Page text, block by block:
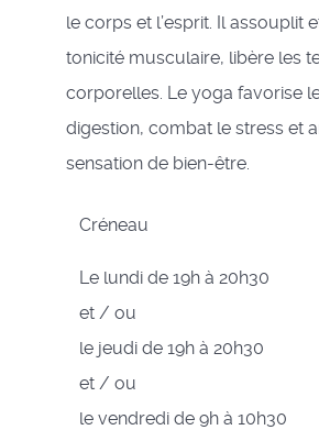
le corps et l’esprit. Il assouplit
tonicité musculaire, libère les
corporelles. Le yoga favorise
digestion, combat le stress et
sensation de bien-être.
Créneau
Le lundi de 19h à 20h30
et / ou
le jeudi de 19h à 20h30
et / ou
le vendredi de 9h à 10h30